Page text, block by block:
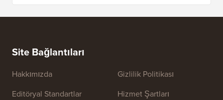
Site Bağlantıları
Hakkımızda
Editöryal Standartlar
Gizlilik Politikası
Hizmet Şartları